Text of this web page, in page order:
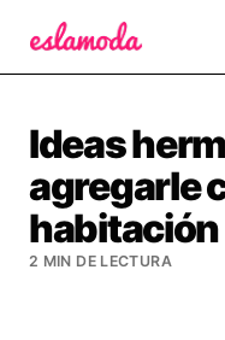
Ideas
agregarle
habitación
2 MIN DE LECTURA